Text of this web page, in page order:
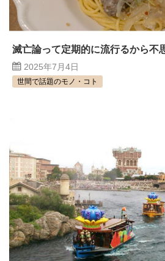
滅亡論って定期的に流行るから不
2025年7月4日
世間で話題のモノ・コト